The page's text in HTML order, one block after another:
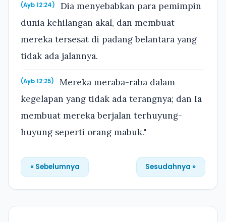
(Ayb 12:24)
Dia menyebabkan para pemimpin
dunia kehilangan akal, dan membuat
mereka tersesat di padang belantara yang
tidak ada jalannya.
(Ayb 12:25)
Mereka meraba-raba dalam
kegelapan yang tidak ada terangnya; dan Ia
membuat mereka berjalan terhuyung-
huyung seperti orang mabuk."
« Sebelumnya Sesudahnya »